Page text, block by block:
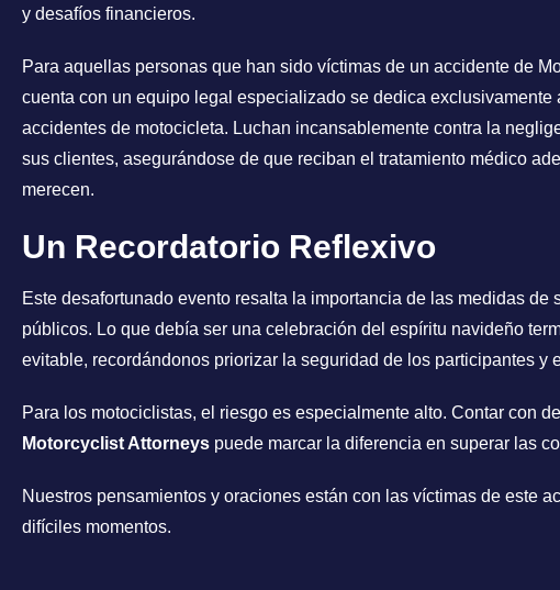
y desafíos financieros.
Para aquellas personas que han sido víctimas de un accidente de
cuenta con un equipo legal especializado se dedica exclusivamente
accidentes de motocicleta. Luchan incansablemente contra la
sus clientes, asegurándose de que reciban el tratamiento médico
merecen.
Un Recordatorio Reflexivo
Este desafortunado evento resalta la importancia de las medidas de
públicos. Lo que debía ser una celebración del espíritu navideño
evitable, recordándonos priorizar la seguridad de los participantes y
Para los motociclistas, el riesgo es especialmente alto. Contar con
Motorcyclist Attorneys puede marcar la diferencia en superar las
Nuestros pensamientos y oraciones están con las víctimas de este
difíciles momentos.